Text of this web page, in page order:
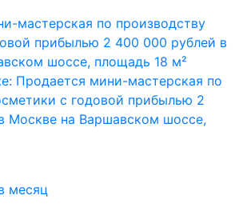
Продается мини-мастерская по
с годовой прибылью 2
Москве на Варшавском шоссе,
месяц